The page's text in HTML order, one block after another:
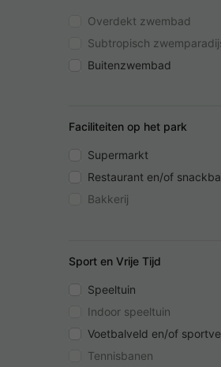
Overdekt zwembad
Subtropisch
Buitenzwembad
Faciliteiten op het park
Supermarkt
Restaurant en/of
Bakkerij
Sport en Vrije Tijd
Speeltuin
Indoor speeltuin
Voetbalveld en/of
Tennisbanen